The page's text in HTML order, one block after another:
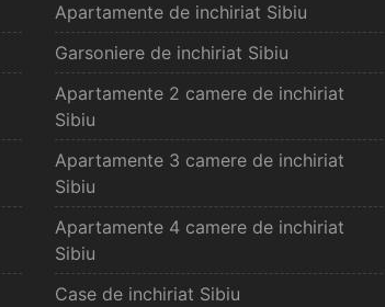
Apartamente de inchiriat Sibiu
Garsoniere de inchiriat Sibiu
Apartamente 2 camere de inchiriat
Sibiu
Apartamente 3 camere de inchiriat
Sibiu
Apartamente 4 camere de inchiriat
Sibiu
Case de inchiriat Sibiu